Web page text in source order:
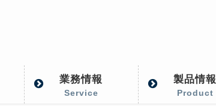
業務情報
Service
製品情報
Product